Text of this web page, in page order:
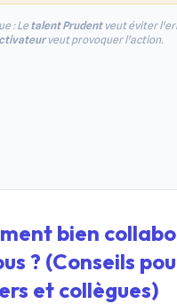
: Le talent Prudentveut éviter
veut provoquer l'action.
bien
? (Conseils
et collègues)